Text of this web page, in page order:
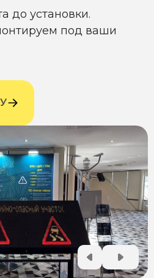
до установки.
под ваши